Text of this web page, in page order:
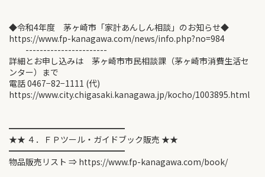
◆令和4年度 茅ヶ崎市「家計あんしん相談」のお知らせ◆
https://www.fp-kanagawa.com/news/info.php?no=984
-----------------------
詳細とお申し込みは 茅ヶ崎市市民相談課（茅ヶ崎市消費生活セ
ンター）まで
電話 0467−82−1111 (代)
https://www.city.chigasaki.kanagawa.jp/kocho/1003895.html
━━━━━━━━━━━━━━
★★ ４．ＦＰツール・ガイドブック販売 ★★
━━━━━━━━━━━━━━
物品販売リスト ⇒ https://www.fp-kanagawa.com/book/